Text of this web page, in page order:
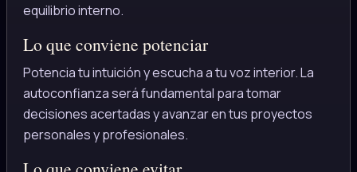
equilibrio interno.
Lo que conviene potenciar
Potencia tu intuición y escucha a tu voz interior. La
autoconfianza será fundamental para tomar
decisiones acertadas y avanzar en tus proyectos
personales y profesionales.